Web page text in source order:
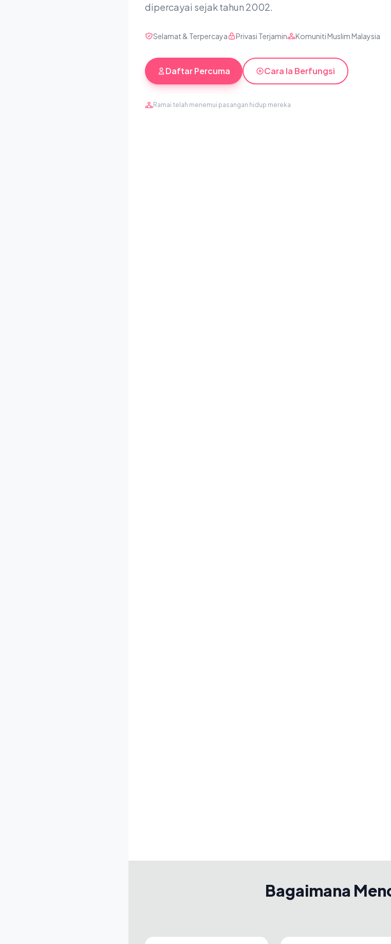
dipercayai sejak tahun 2002.
Selamat & Terpercaya Privasi Terjamin Komuniti Muslim Malaysia
Daftar Percuma Cara Ia Berfungsi
Ramai telah menemui pasangan hidup mereka
Bagaimana